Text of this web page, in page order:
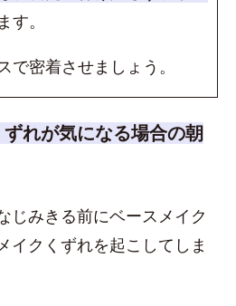
す。
密着させましょう。
れが気になる場合の朝
じみきる前にベースメイク
イクくずれを起こしてしま